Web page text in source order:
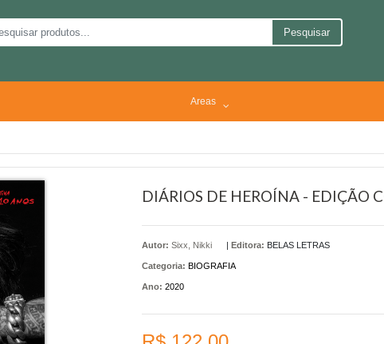
Pesquisar
Areas
DIÁRIOS DE HEROÍNA - EDIÇÃO
Autor: Sixx, Nikki | Editora: BELAS LETRAS
Categoria: BIOGRAFIA
Ano: 2020